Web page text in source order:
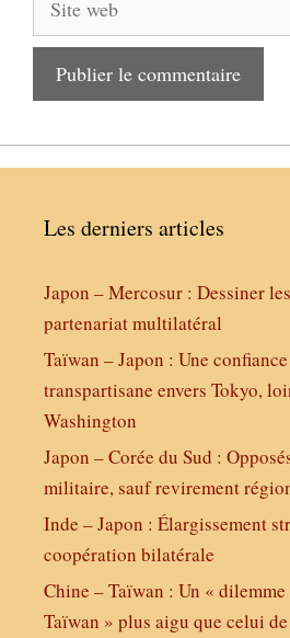
web
Les derniers articles
Japon – Mercosur : Dessiner
partenariat multilatéral
Taïwan – Japon : Une
transpartisane envers Tokyo,
Washington
Japon – Corée du Sud :
militaire, sauf revirement
Inde – Japon : Élargissement
coopération bilatérale
Chine – Taïwan : Un «
Taïwan » plus aigu que celui